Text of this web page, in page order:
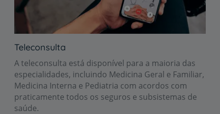
Teleconsulta
A teleconsulta está disponível para a maioria das
especialidades, incluindo Medicina Geral e Familiar,
Medicina Interna e Pediatria com acordos com
praticamente todos os seguros e subsistemas de
saúde.